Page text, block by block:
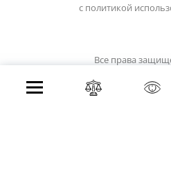
с политикой
Все права